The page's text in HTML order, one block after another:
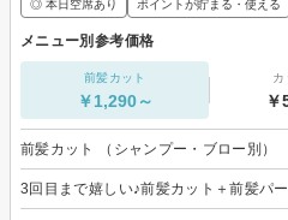
◎ 本日空席あり ポイントが貯まる・使える
メニュー別参考価格
前髪カット
￥1,290～
カ
￥
前髪カット （シャンプー・ブロー別）
3回目まで嬉しい♪前髪カット＋前髪パ